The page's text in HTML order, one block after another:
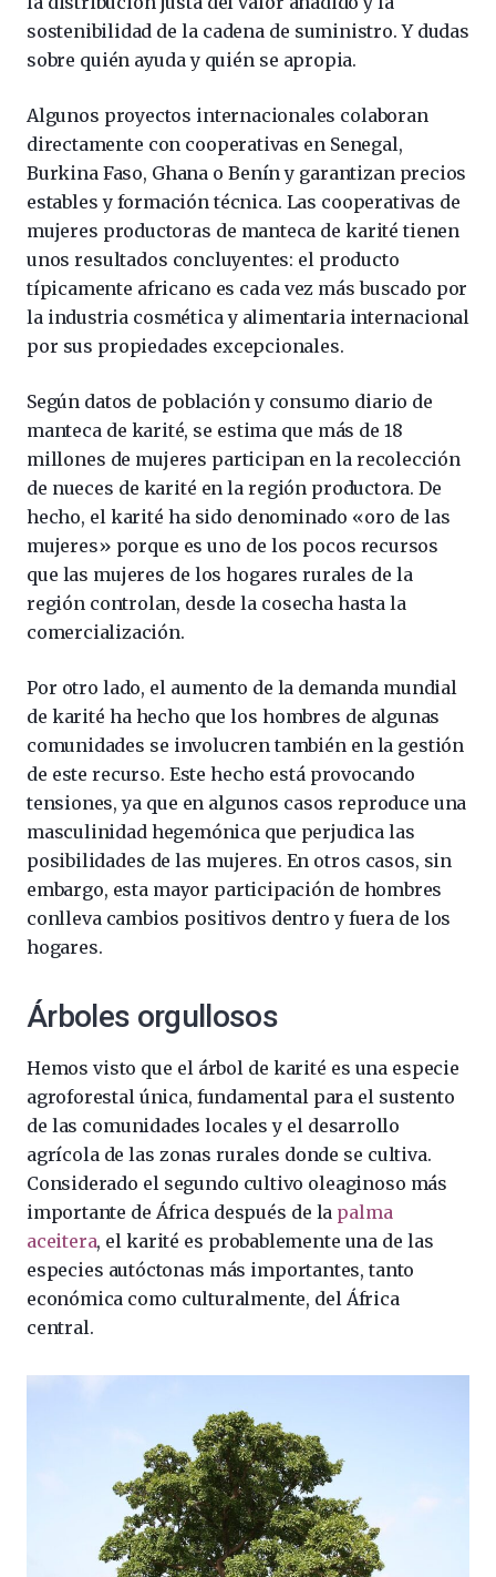
sostenibilidad de la cadena de suministro. Y dudas
sobre quién ayuda y quién se apropia.
Algunos proyectos internacionales colaboran
directamente con cooperativas en Senegal,
Burkina Faso, Ghana o Benín y garantizan precios
estables y formación técnica. Las cooperativas de
mujeres productoras de manteca de karité tienen
unos resultados concluyentes: el producto
típicamente africano es cada vez más buscado por
la industria cosmética y alimentaria internacional
por sus propiedades excepcionales.
Según datos de población y consumo diario de
manteca de karité, se estima que más de 18
millones de mujeres participan en la recolección
de nueces de karité en la región productora. De
hecho, el karité ha sido denominado «oro de las
mujeres» porque es uno de los pocos recursos
que las mujeres de los hogares rurales de la
región controlan, desde la cosecha hasta la
comercialización.
Por otro lado, el aumento de la demanda mundial
de karité ha hecho que los hombres de algunas
comunidades se involucren también en la gestión
de este recurso. Este hecho está provocando
tensiones, ya que en algunos casos reproduce una
masculinidad hegemónica que perjudica las
posibilidades de las mujeres. En otros casos, sin
embargo, esta mayor participación de hombres
conlleva cambios positivos dentro y fuera de los
hogares.
Árboles orgullosos
Hemos visto que el árbol de karité es una especie
agroforestal única, fundamental para el sustento
de las comunidades locales y el desarrollo
agrícola de las zonas rurales donde se cultiva.
Considerado el segundo cultivo oleaginoso más
importante de África después de la palma
aceitera, el karité es probablemente una de las
especies autóctonas más importantes, tanto
económica como culturalmente, del África
central.